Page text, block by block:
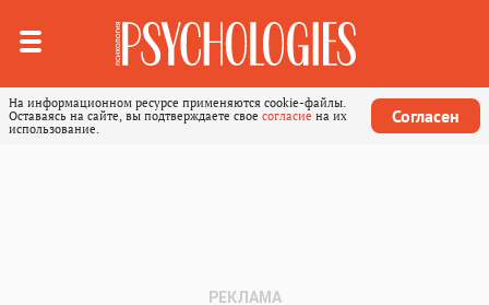
На информационном ресурсе применяются cookie-файлы.
Оставаясь на сайте, вы подтверждаете свое согласие на их
использование.
Согласен